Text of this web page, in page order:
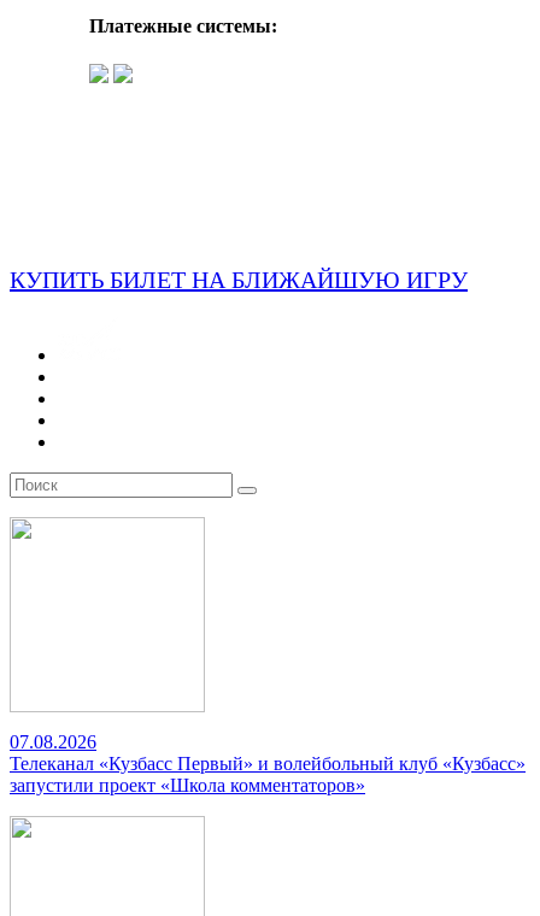
Платежные системы:
КУПИТЬ БИЛЕТ НА БЛИЖАЙШУЮ ИГРУ
07.08.2026
Телеканал «Кузбасс Первый» и волейбольный клуб «Кузбасс»
запустили проект «Школа комментаторов»